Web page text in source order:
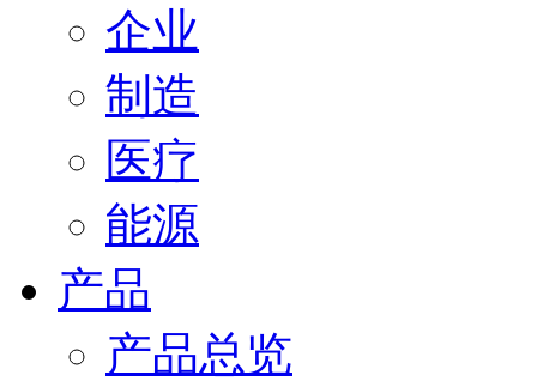
企业
制造
医疗
能源
产品
产品总览